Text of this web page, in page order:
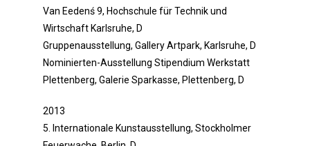
Van Eedenś 9, Hochschule für Technik und
Wirtschaft Karlsruhe, D
Gruppenausstellung, Gallery Artpark, Karlsruhe, D
Nominierten-Ausstellung Stipendium Werkstatt
Plettenberg, Galerie Sparkasse, Plettenberg, D
2013
5. Internationale Kunstausstellung, Stockholmer